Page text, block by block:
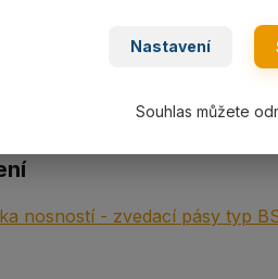
nosností - zvedací pásy typ
Nastavení
Souhlas můžete